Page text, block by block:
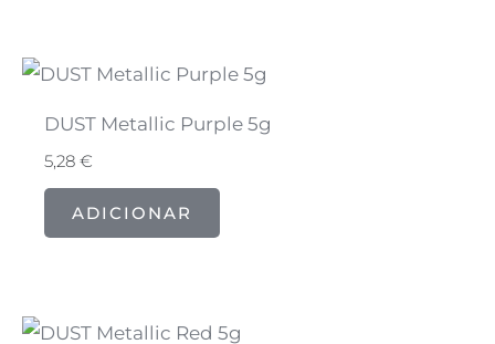
DUST Metallic Purple 5g
5,28€
ADICIONAR